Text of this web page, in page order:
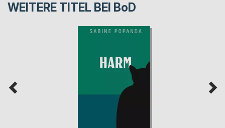
WEITERE TITEL BEI BoD